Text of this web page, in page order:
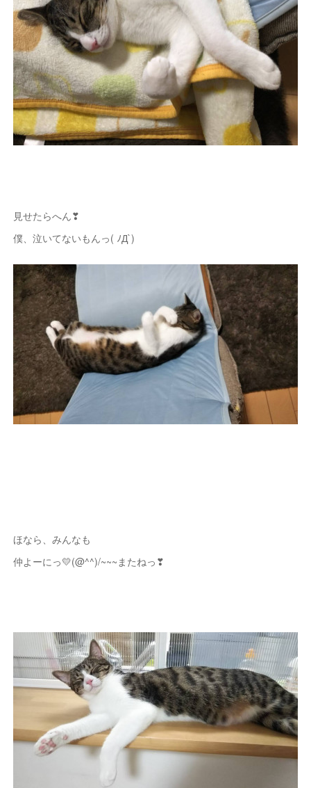
見せたらへん❣
僕、泣いてないもんっ( ﾉД`)
ほなら、みんなも
仲よーにっ💛(@^^)/~~~またねっ❣